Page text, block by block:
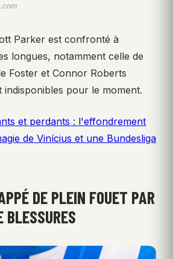
Parker est confronté à
longues, notamment celle de
Foster et Connor Roberts
indisponibles pour le moment.
et perdants : l'effondrement
de Vinícius et une Bundesliga
DE PLEIN FOUET PAR
BLESSURES